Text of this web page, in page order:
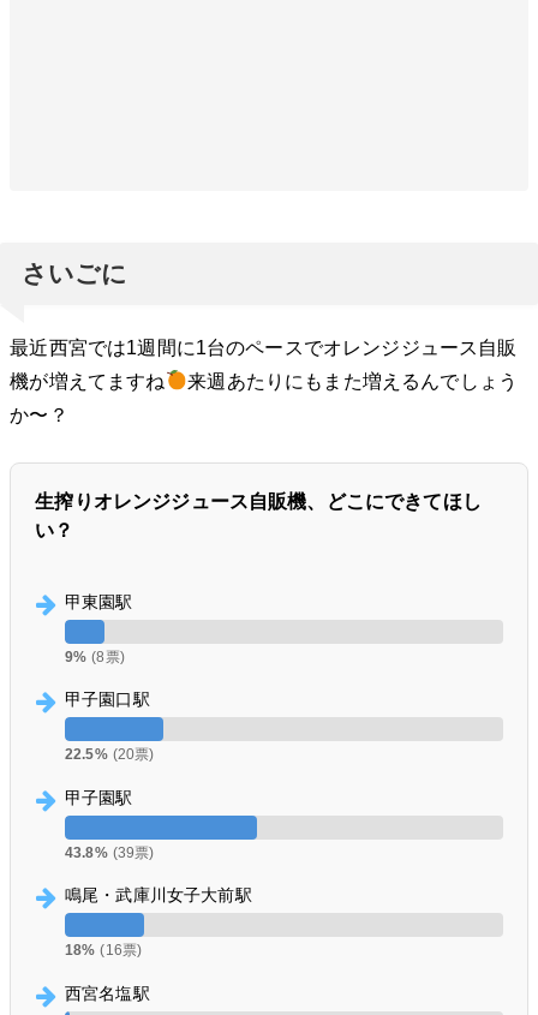
さいごに
最近西宮では1週間に1台のペースでオレンジジュース自販
機が増えてますね
来週あたりにもまた増えるんでしょう
か〜？
生搾りオレンジジュース自販機、どこにできてほし
い？
甲東園駅
9% (8票)
甲子園口駅
22.5% (20票)
甲子園駅
43.8% (39票)
鳴尾・武庫川女子大前駅
18% (16票)
西宮名塩駅